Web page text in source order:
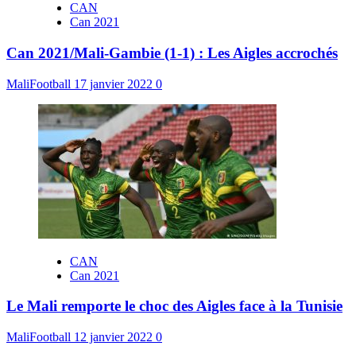
CAN
Can 2021
Can 2021/Mali-Gambie (1-1) : Les Aigles accrochés
MaliFootball 17 janvier 2022 0
CAN
Can 2021
Le Mali remporte le choc des Aigles face à la Tunisie
MaliFootball 12 janvier 2022 0